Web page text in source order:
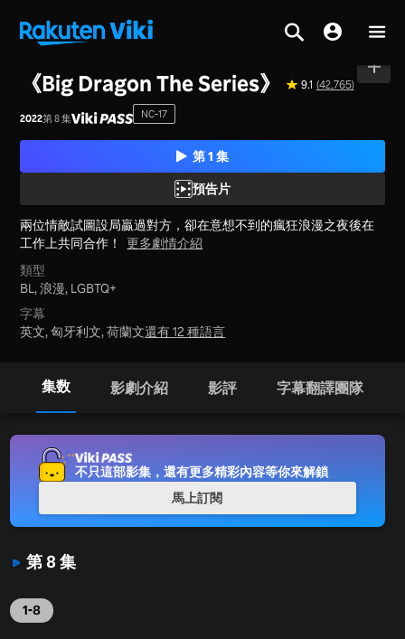
《Big Dragon The Series》 9.1 (42,765)
2022第 8 集 NC-17
第 1 集
預告片
兩位情敵試圖設局贏過對方，卻在意想不到的瘋狂浪漫之夜後在
工作上共同合作！
更多劇情介紹
類型
BL,浪漫, LGBTQ+
字幕
英文, 匈牙利文, 荷蘭文還有 12 種語言
集数 影劇介紹 影評 字幕翻譯團隊
第 8 集
1-8
不只這部影集，還有更多精彩內容等你來解鎖
馬上訂閱